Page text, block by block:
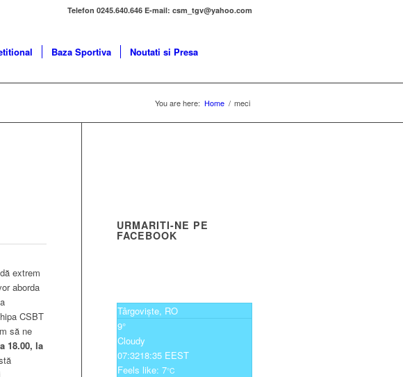
Telefon 0245.640.646 E-mail: csm_tgv@yahoo.com
Baza Sportiva Noutati si Presa
You are here: Home / meci
extrem
aborda
CSBT
să ne
18.00, la
URMARITI-NE PE
FACEBOOK
Târgoviște, RO
9°
Cloudy
07:3218:35 EEST
Feels like: 7°C